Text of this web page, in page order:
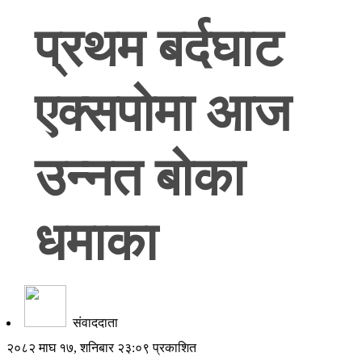
प्रथम बर्दघाट
एक्सपोमा आज
उन्नत बोका
धमाका
संवाददाता
२०८२ माघ १७, शनिबार २३:०९ प्रकाशित